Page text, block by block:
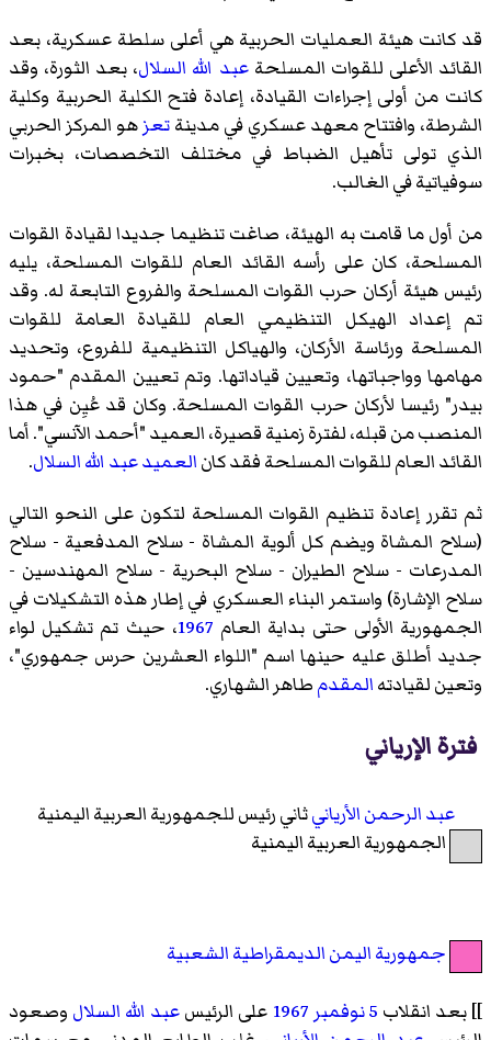
قد كانت هيئة العمليات الحربية هي أعلى سلطة عسكرية، بعد
القائد الأعلى للقوات المسلحةعبد الله السلال، بعد الثورة، وقد
كانت من أولى إجراءات القيادة، إعادة فتح الكلية الحربية وكلية
الشرطة، وافتتاح معهد عسكري في مدينةتعزهو المركز الحربي
الذي تولى تأهيل الضباط في مختلف التخصصات، بخبرات
سوفياتية في الغالب.
من أول ما قامت به الهيئة، صاغت تنظيما جديدا لقيادة القوات
المسلحة، كان على رأسه القائد العام للقوات المسلحة، يليه
رئيس هيئة أركان حرب القوات المسلحة والفروع التابعة له. وقد
تم إعداد الهيكل التنظيمي العام للقيادة العامة للقوات
المسلحة ورئاسة الأركان، والهياكل التنظيمية للفروع، وتحديد
مهامها وواجباتها، وتعيين قياداتها. وتم تعيين المقدم "حمود
بيدر" رئيسا لأركان حرب القوات المسلحة. وكان قد عُيِن في هذا
المنصب من قبله، لفترة زمنية قصيرة، العميد "أحمد الآنسي". أما
القائد العام للقوات المسلحة فقد كانالعميدعبد الله السلال.
ثم تقرر إعادة تنظيم القوات المسلحة لتكون على النحو التالي
(سلاح المشاة ويضم كل ألوية المشاة - سلاح المدفعية - سلاح
المدرعات - سلاح الطيران - سلاح البحرية - سلاح المهندسين -
سلاح الإشارة) واستمر البناء العسكري في إطار هذه التشكيلات في
الجمهورية الأولى حتى بداية العام 1967، حيث تم تشكيل لواء
جديد أطلق عليه حينها اسم "اللواء العشرين حرس جمهوري"،
وتعين لقيادتهالمقدمطاهر الشهاري.
فترة الإرياني
عبد الرحمن الأريانيثاني رئيس للجمهورية العربية اليمنية
الجمهورية العربية اليمنية
جمهورية اليمن الديمقراطية الشعبية
]] بعد انقلاب 5 نوفمبر 1967 على الرئيسعبد الله السلال وصعود